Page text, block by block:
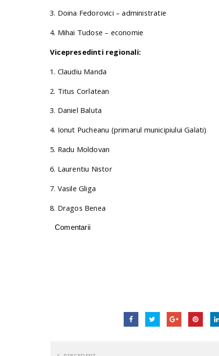
3. Doina Fedorovici – administratie
4. Mihai Tudose – economie
Vicepresedinti regionali:
1. Claudiu Manda
2. Titus Corlatean
3. Daniel Baluta
4. Ionut Pucheanu (primarul municipiului Galati)
5. Radu Moldovan
6. Laurentiu Nistor
7. Vasile Gliga
8. Dragos Benea
Comentarii